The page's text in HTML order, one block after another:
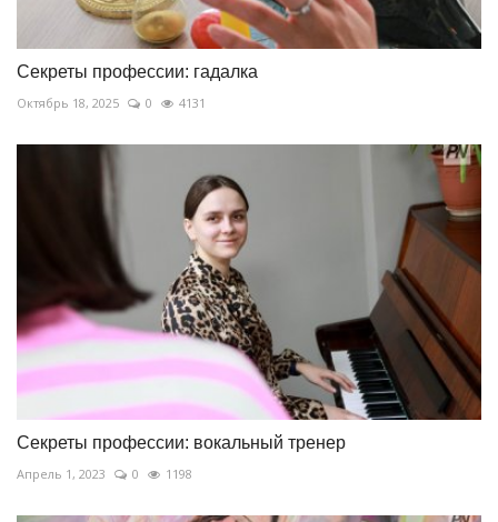
Секреты профессии: гадалка
Октябрь 18, 2025 0 4131
Секреты профессии: вокальный тренер
Апрель 1, 2023 0 1198